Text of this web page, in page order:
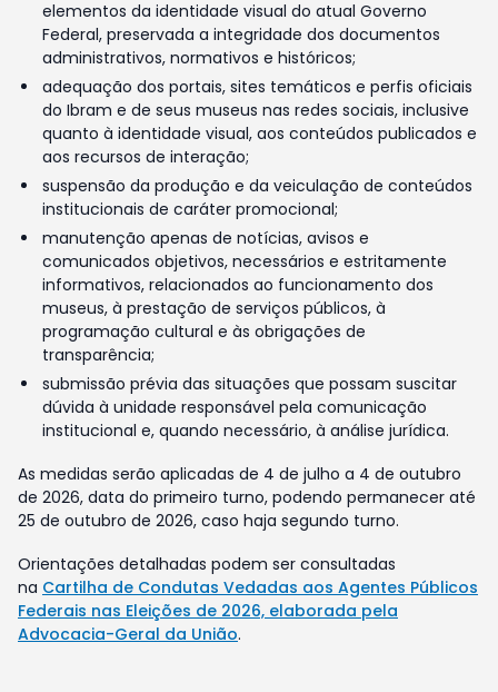
elementos da identidade visual do atual Governo
Federal, preservada a integridade dos documentos
administrativos, normativos e históricos;
adequação dos portais, sites temáticos e perfis oficiais
do Ibram e de seus museus nas redes sociais, inclusive
quanto à identidade visual, aos conteúdos publicados e
aos recursos de interação;
suspensão da produção e da veiculação de conteúdos
institucionais de caráter promocional;
manutenção apenas de notícias, avisos e
comunicados objetivos, necessários e estritamente
informativos, relacionados ao funcionamento dos
museus, à prestação de serviços públicos, à
programação cultural e às obrigações de
transparência;
submissão prévia das situações que possam suscitar
dúvida à unidade responsável pela comunicação
institucional e, quando necessário, à análise jurídica.
As medidas serão aplicadas de 4 de julho a 4 de outubro
de 2026, data do primeiro turno, podendo permanecer até
25 de outubro de 2026, caso haja segundo turno.
Orientações detalhadas podem ser consultadas
na Cartilha de Condutas Vedadas aos Agentes Públicos
Federais nas Eleições de 2026, elaborada pela
Advocacia-Geral da União.